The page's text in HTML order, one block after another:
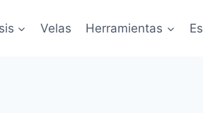
Velas Herramientas